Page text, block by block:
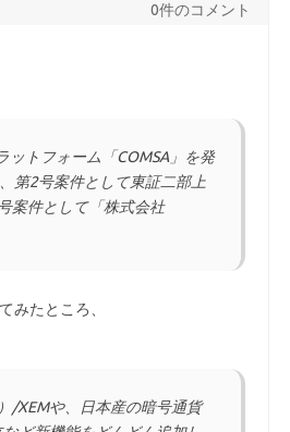
0件のコメント
トフォーム「COMSA」を発
第2号案件として東証二部上
案件として「株式会社
みたところ、
/XEMや、日本産の暗号通貨